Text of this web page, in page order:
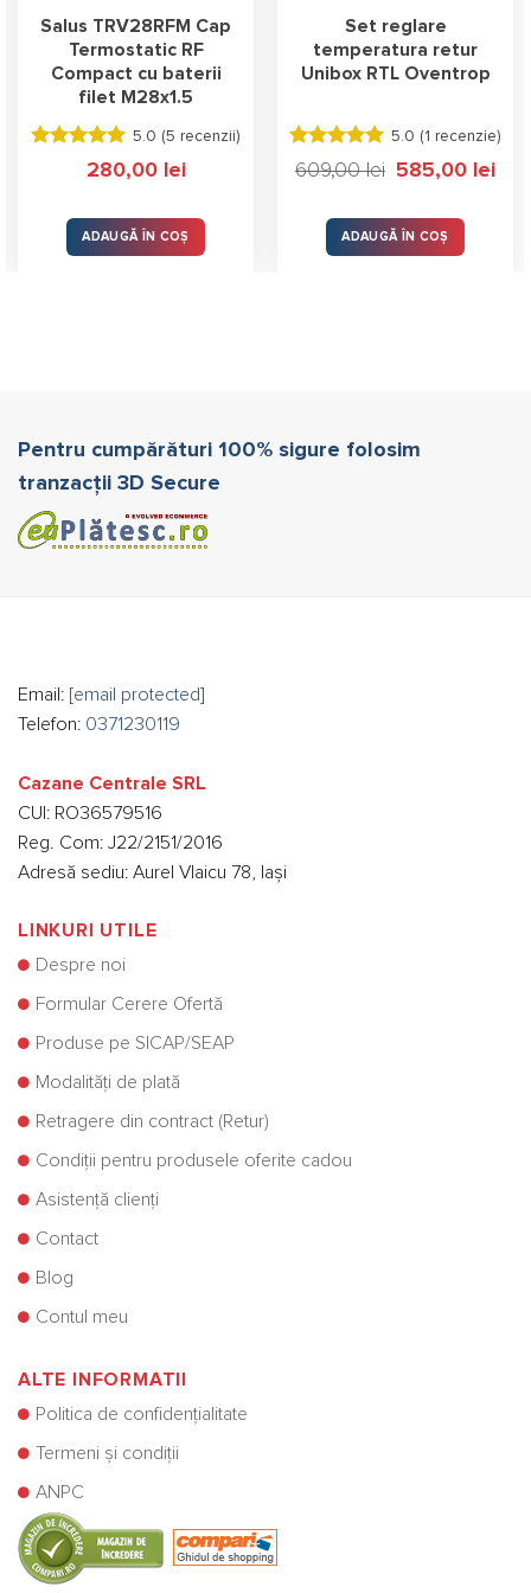
Salus TRV28RFM Cap
Termostatic RF
Compact cu baterii
filet M28x1.5
Evaluat la
stele
5.0 (5 recenzii)
280,00 lei
ADAUGĂ ÎN COȘ
Set reglare
temperatura retur
Unibox RTL Oventrop
Evaluat la
5.00stele
5.0 (1 recenzie)
609,00lei
Prețul
inițial
609,00 lei.
585,00 lei
ADAUGĂ ÎN COȘ
Pentru cumpărături 100% sigure folosim
tranzacții 3D Secure
Email: [email protected]
Telefon: 0371230119
Cazane Centrale SRL
CUI: RO36579516
Reg. Com: J22/2151/2016
Adresă sediu: Aurel Vlaicu 78, Iași
LINKURI UTILE
Despre noi
Formular Cerere Ofertă
Produse pe SICAP/SEAP
Modalități de plată
Retragere din contract (Retur)
Condiții pentru produsele oferite cadou
Asistență clienți
Contact
Blog
Contul meu
ALTE INFORMATII
Politica de confidențialitate
Termeni și condiții
ANPC